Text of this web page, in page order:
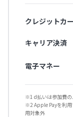
クレジットカ
キャリア決済
電子マネー
※1 d払いは参加費の
※2 Apple Payを利用
用対象外